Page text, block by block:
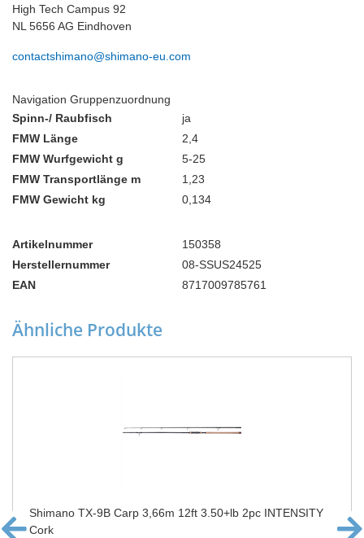
High Tech Campus 92
NL 5656 AG Eindhoven
contactshimano@shimano-eu.com
Navigation Gruppenzuordnung
Spinn-/ Raubfisch
ja
FMW Länge
2,4
FMW Wurfgewicht g
5-25
FMW Transportlänge m
1,23
FMW Gewicht kg
0,134
Artikelnummer
150358
Herstellernummer
08-SSUS24525
EAN
8717009785761
Ähnliche Produkte
Shimano TX-9B Carp 3,66m 12ft 3.50+lb 2pc INTENSITY
Cork